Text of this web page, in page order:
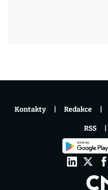
Kontakty Redakce
RSS